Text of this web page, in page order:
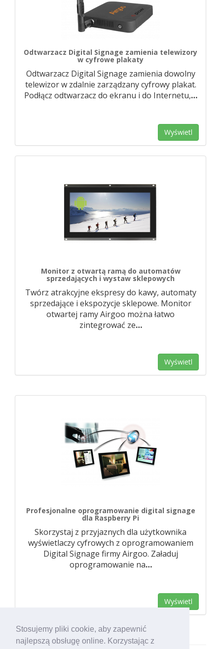
Stosujemy pliki cookie, aby zapewnić
najlepszą obsługę online. Korzystając z
Odtwarzacz Digital Signage zamienia telewizory
w cyfrowe plakaty
Odtwarzacz Digital Signage zamienia dowolny
telewizor w zdalnie zarządzany cyfrowy plakat.
Podłącz odtwarzacz do ekranu i do Internetu,…
Wyświetl
Monitor z otwartą ramą do automatów
sprzedających i wystaw sklepowych
Twórz atrakcyjne ekspresy do kawy, automaty
sprzedające i ekspozycje sklepowe. Monitor
otwartej ramy Airgoo można łatwo
zintegrować ze…
Wyświetl
Profesjonalne oprogramowanie digital signage
dla Raspberry Pi
Skorzystaj z przyjaznych dla użytkownika
wyświetlaczy cyfrowych z oprogramowaniem
Digital Signage firmy Airgoo. Załaduj
oprogramowanie na…
Wyświetl